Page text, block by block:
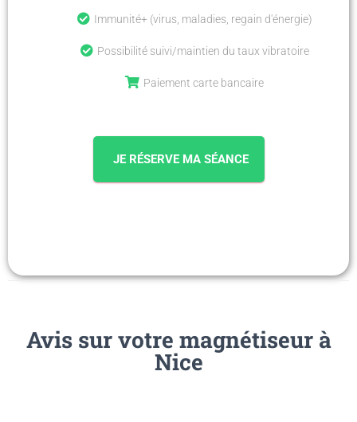
Immunité+ (virus, maladies, regain d'énergie)
Possibilité suivi/maintien du taux vibratoire
Paiement carte bancaire
JE RÉSERVE MA SÉANCE
Avis sur votre magnétiseur à
Nice